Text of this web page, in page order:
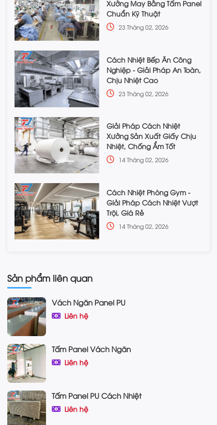
Xưởng May Bằng Tấm Panel
Chuẩn Kỹ Thuật
23 Tháng 02, 2026
Cách Nhiệt Bếp Ăn Công
Nghiệp - Giải Pháp An Toàn,
Chịu Nhiệt Cao
23 Tháng 02, 2026
Giải Pháp Cách Nhiệt
Xưởng Sản Xuất Giấy Chịu
Nhiệt, Chống Ẩm Tốt
14 Tháng 02, 2026
Cách Nhiệt Phòng Gym -
Giải Pháp Cách Nhiệt Vượt
Trội, Giá Rẻ
14 Tháng 02, 2026
Sản phẩm liên quan
Vách Ngăn Panel PU
Liên hệ
Tấm Panel Vách Ngăn
Liên hệ
Tấm Panel PU Cách Nhiệt
Liên hệ